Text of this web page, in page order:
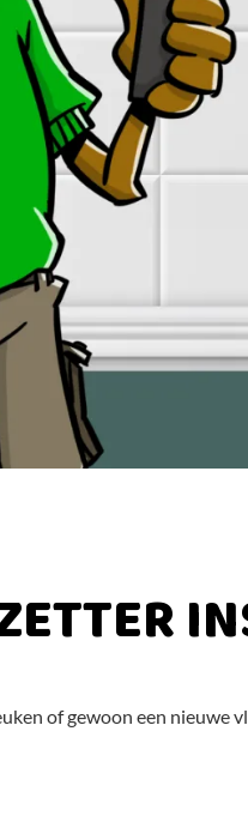
of gewoon een nieuwe